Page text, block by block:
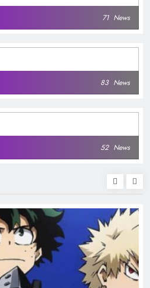
71 News
83 News
52 News